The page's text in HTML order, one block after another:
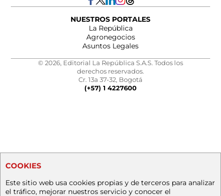
NUESTROS PORTALES
La República
Agronegocios
Asuntos Legales
© 2026, Editorial La República S.A.S. Todos los
derechos reservados.
Cr. 13a 37-32, Bogotá
(+57) 1 4227600
COOKIES
Este sitio web usa cookies propias y de terceros para analizar
el tráfico, mejorar nuestros servicio y conocer el